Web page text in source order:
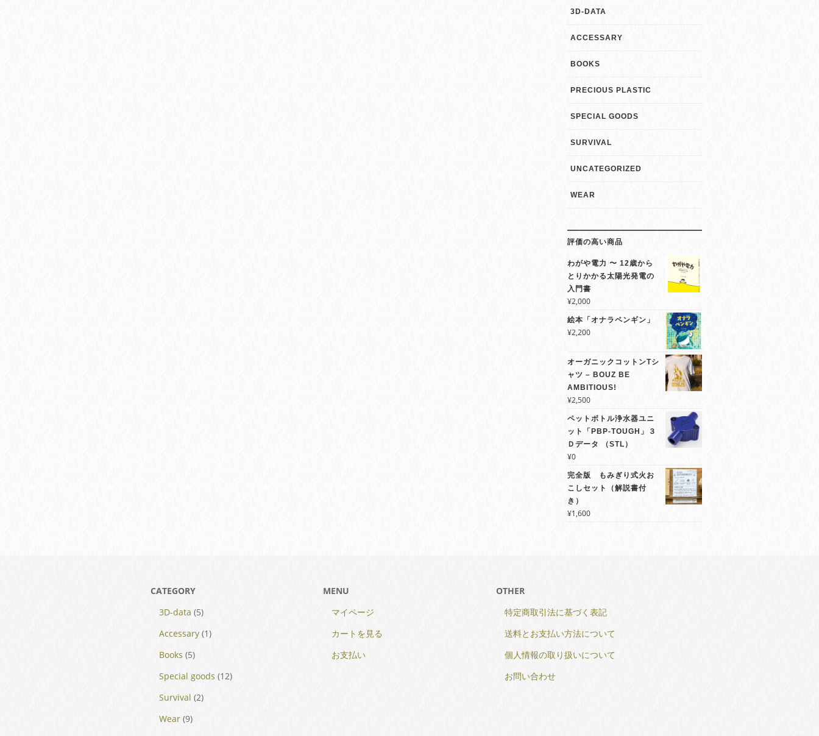
3D-DATA
ACCESSARY
BOOKS
PRECIOUS PLASTIC
SPECIAL GOODS
SURVIVAL
UNCATEGORIZED
WEAR
評価の高い商品
わがや電力 〜 12歳から
とりかかる太陽光発電の
入門書
¥2,000
絵本「オナラペンギン」
¥2,200
オーガニックコットンTシ
ャツ – BOUZ BE
AMBITIOUS!
¥2,500
ペットボトル浄水器ユニ
ット「PBP-TOUGH」３
Ｄデータ （STL）
¥0
完全版 もみぎり式火お
こしセット（解説書付
き）
¥1,600
3D-data 55
個
商
品
Accessary 11
の
Books 55
個
の
商
Special goods 1212
Survival 22
Wear 99
マイページ
カートを見る
お支払い
特定商取引法に基づく表記
送料とお支払い方法について
個人情報の取り扱いについて
お問い合わせ